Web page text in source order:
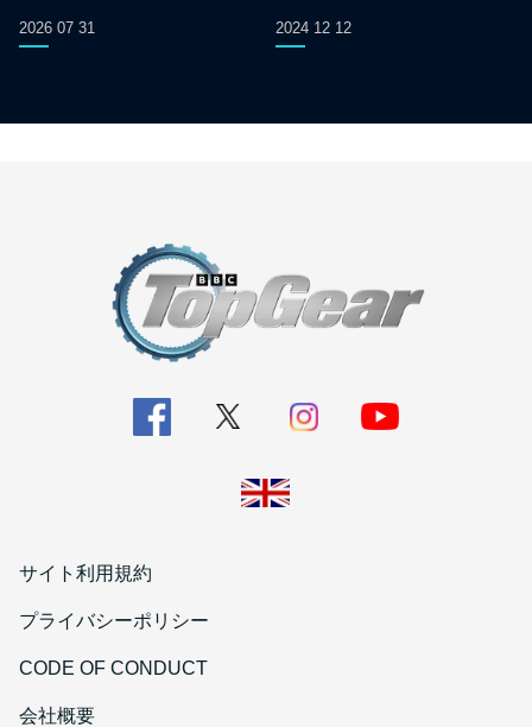
2026 07 31 2024 12 12
サイト利用規約
プライバシーポリシー
CODE OF CONDUCT
会社概要